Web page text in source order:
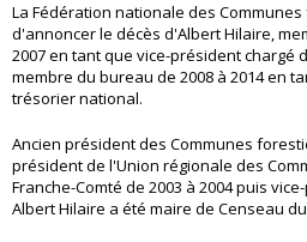
La Fédération nationale des
d'annoncer le décès d'Albert Hilaire,
2007 en tant que vice-président chargé
membre du bureau de 2008 à 2014 en
trésorier national.
Ancien président des Communes
président de l'Union régionale des
Franche-Comté de 2003 à 2004 puis
Albert Hilaire a été maire de Censeau